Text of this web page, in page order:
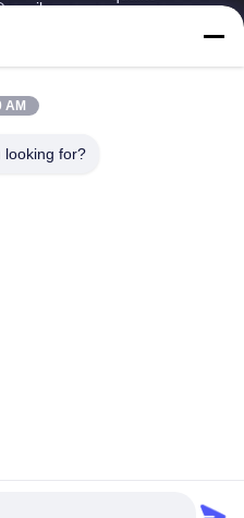
Sud,
ville
2024-2026 Hebei Qiaoda
AM
looking for?